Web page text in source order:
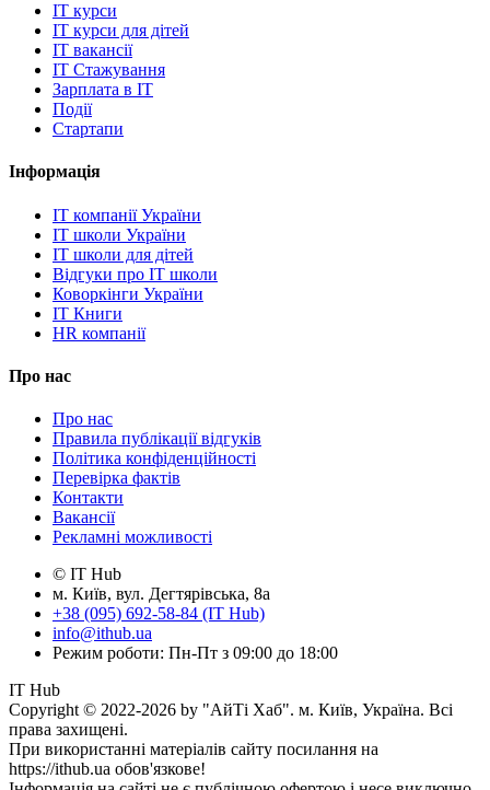
IT курси
IT курси для дітей
IT вакансії
IT Стажування
Зарплата в IT
Події
Стартапи
Інформація
IT компанії України
IT школи України
IT школи для дітей
Відгуки про IT школи
Коворкінги України
IT Книги
HR компанії
Про нас
Про нас
Правила публікації відгуків
Політика конфіденційності
Перевірка фактів
Контакти
Вакансії
Рекламні можливості
© IT Hub
м. Київ, вул. Дегтярівська, 8а
+38 (095) 692-58-84 (IT Hub)
info@ithub.ua
Режим роботи: Пн-Пт з 09:00 до 18:00
IT Hub
Copyright © 2022-2026 by "АйТі Хаб". м. Київ, Україна. Всі
права захищені.
При використанні матеріалів сайту посилання на
https://ithub.ua обов'язкове!